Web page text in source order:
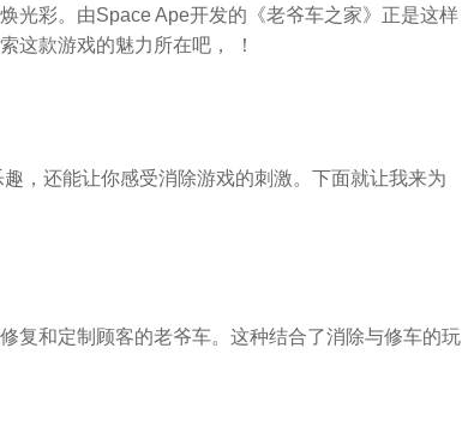
彩。由Space Ape开发的《老爷车之家》正是这样
这款游戏的魅力所在吧， ！
，还能让你感受消除游戏的刺激。下面就让我来为
复和定制顾客的老爷车。这种结合了消除与修车的玩